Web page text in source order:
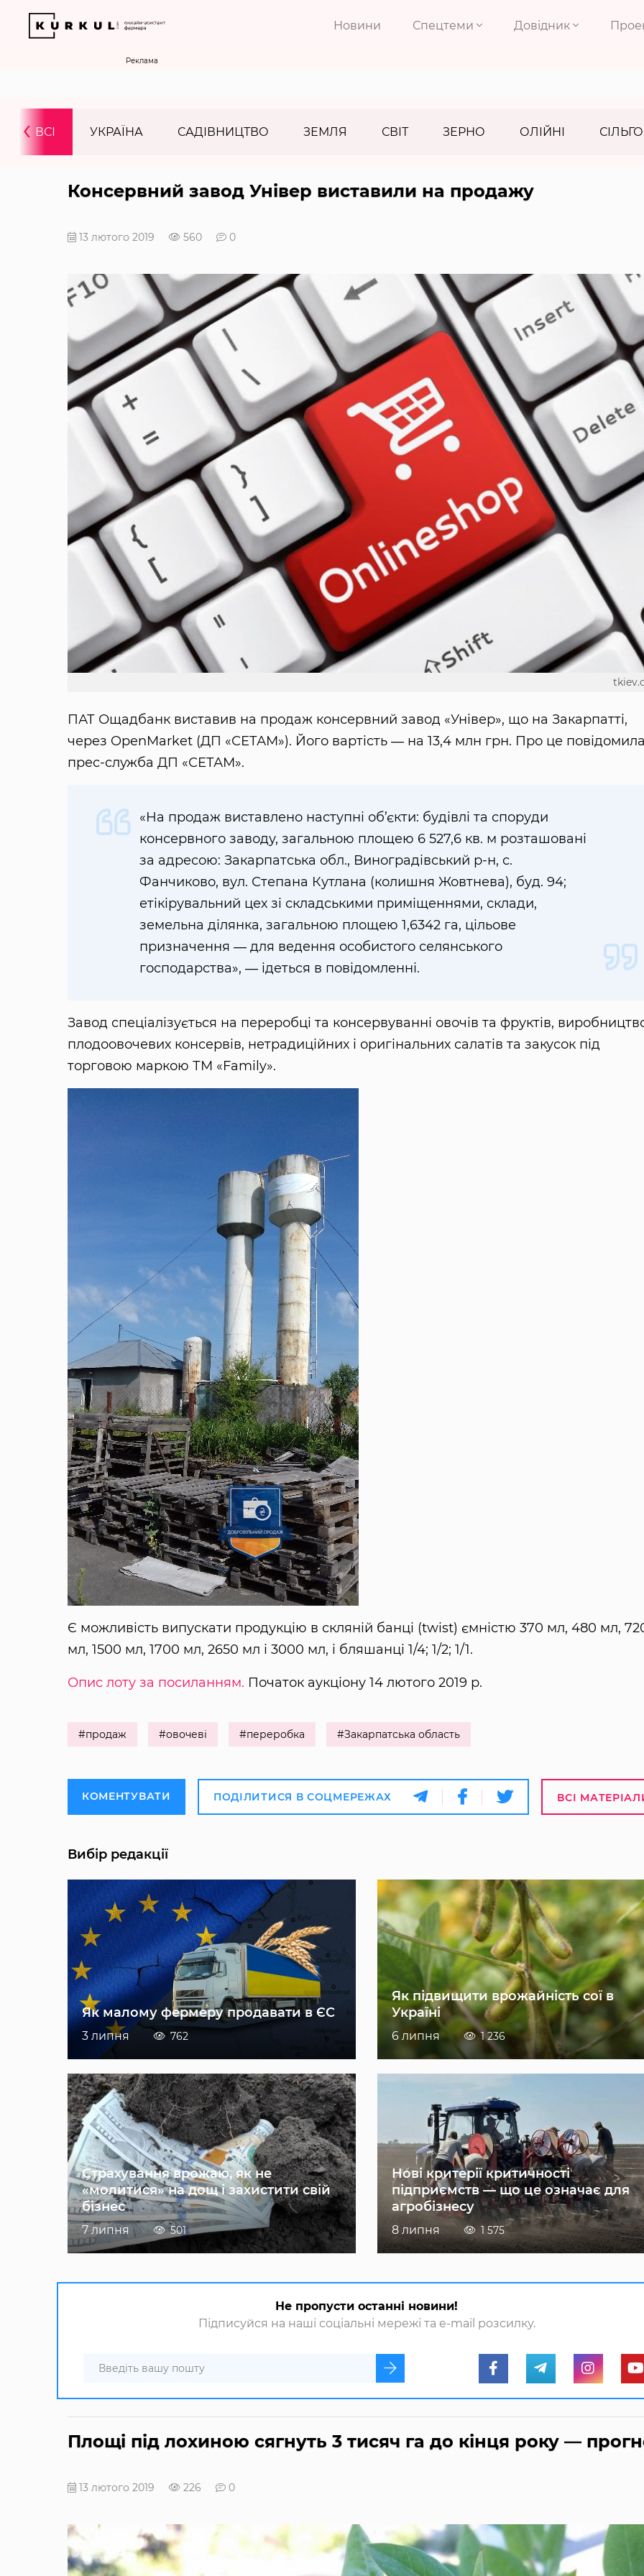
Новини Спецтеми Довідник
Реклама
ВСІ УКРАЇНА САДІВНИЦТВО ЗЕМЛЯ СВІТ ЗЕРНО ОЛІЙНІ
‹
Консервний завод Універ виставили на продажу
13 лютого 2019 560 0
ПАТ Ощадбанк виставив на продаж консервний завод «Універ», що на Закарпатті,
через OpenMarket (ДП «СЕТАМ»). Його вартість ― на 13,4 млн грн. Про це
прес-служба ДП «СЕТАМ».
«На продаж виставлено наступні об’єкти: будівлі та споруди
консервного заводу, загальною площею 6 527,6 кв. м розташовані
за адресою: Закарпатська обл., Виноградівський р-н, с.
Фанчиково, вул. Степана Кутлана (колишня Жовтнева), буд. 94;
етікірувальний цех зі складськими приміщеннями, склади,
земельна ділянка, загальною площею 1,6342 га, цільове
призначення ― для ведення особистого селянського
господарства», ― ідеться в повідомленні.
Завод спеціалізується на переробці та консервуванні овочів та фруктів,
плодоовочевих консервів, нетрадиційних і оригінальних салатів та закусок під
торговою маркою ТМ «Family».
Є можливість випускати продукцію в скляній банці (twist) ємністю 370 мл, 480 мл,
мл, 1500 мл, 1700 мл, 2650 мл і 3000 мл, і бляшанці 1/4; 1/2; 1/1.
Опис лоту за посиланням. Початок аукціону 14 лютого 2019 р.
#продаж #овочеві #переробка #Закарпатська область
КОМЕНТУВАТИ ПОДІЛИТИСЯ В СОЦМЕРЕЖАХ ВСІ
Вибір редакції
Як малому фермеру продавати в ЄС
3 липня 762
Як підвищити врожайність сої в
Україні
6 липня 1 236
Страхування врожаю, як не
«молитися» на дощ і захистити свій
бізнес
7 липня 501
Нові критерії критичності
підприємств — що це означає для
агробізнесу
8 липня 1 575
Не пропусти останні новини!
Підписуйся на наші соціальні мережі та e-mail розсилку.
Площі під лохиною сягнуть 3 тисяч га до кінця року —
13 лютого 2019 226 0